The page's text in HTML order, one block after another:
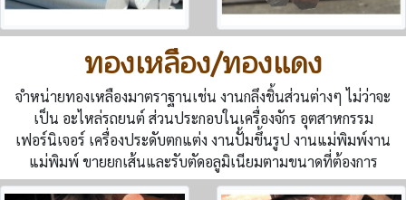
ทองเหลือง/ทองแดง
จำหน่ายทองเหลืองมาตราฐานเช่น งานกลึงชิ้นส่วนต่างๆ ไม่ว่าจะ
เป็น อะไหล่รถยนต์ ส่วนประกอบในเครื่องจักร อุตสาหกรรม
เฟอร์นิเจอร์ เครื่องประดับตกแต่ง งานปั้มขึ้นรูป งานแม่พิมพ์งาน
แม่พิมพ์ ขายยกเส้นและรับตัดอลูมิเนียมตามขนาดที่ต้องการ